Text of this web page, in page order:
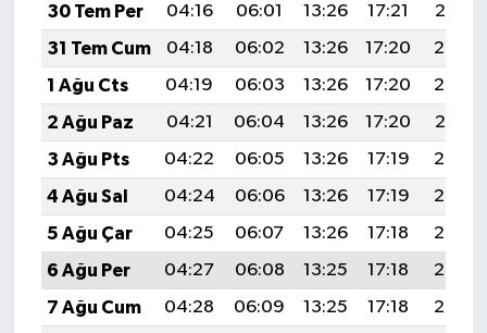
30 Tem Per
04:16 06:01 13:26 17:21
20:41
31 Tem Cum
04:18 06:02 13:26 17:20
20:39
1 Ağu Cts
04:19 06:03 13:26 17:20
20:38
2 Ağu Paz
04:21 06:04 13:26 17:20
20:37
3 Ağu Pts
04:22 06:05 13:26 17:19
20:36
4 Ağu Sal
04:24 06:06 13:26 17:19
20:35
5 Ağu Çar
04:25 06:07 13:26 17:18
20:34
6 Ağu Per
04:27 06:08 13:25 17:18
20:33
7 Ağu Cum
04:28 06:09 13:25 17:18
20:32
KİTAP
HEDEF2020
OTOMOBİL
MİZAH
TARİH
Genel